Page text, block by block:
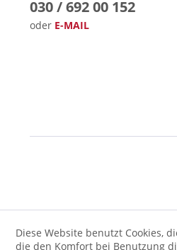
030 / 692 00 152
oder E-MAIL
Diese Website benutzt Cookies,
die den Komfort bei Benutzung